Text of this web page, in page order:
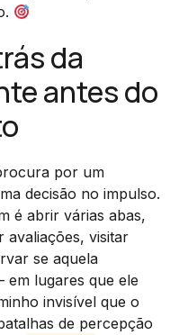
da
antes do
por um
decisão no impulso.
é abrir várias abas,
avaliações, visitar
se aquela
lugares que ele
invisível que o
de percepção